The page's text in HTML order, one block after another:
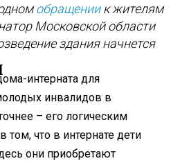
обращениик жителям
Московской области
здания начнется
интерната для
инвалидов в
– его логическим
что в интернате дети
они приобретают